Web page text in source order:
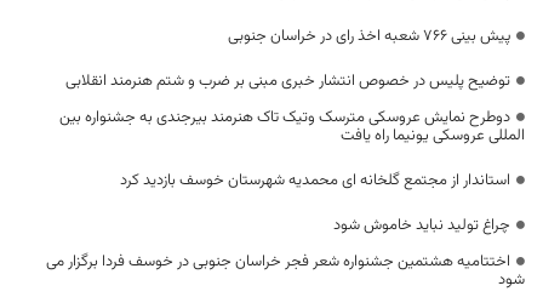
پیش‌ بینی ۷۶۶ شعبه اخذ رای در خراسان جنوبی
توضیح پلیس در خصوص انتشار خبری مبنی بر ضرب و شتم هنرمند انقلابی
دوطرح نمایش عروسکی مترسک وتیک تاک هنرمند بیرجندی به جشنواره بین
المللی عروسکی یونیما راه یافت
استاندار از مجتمع گلخانه ای محمدیه شهرستان خوسف بازدید کرد
چراغ تولید نباید خاموش شود
اختتامیه هشتمین جشنواره شعر فجر خراسان جنوبی در خوسف فردا برگزار می
شود